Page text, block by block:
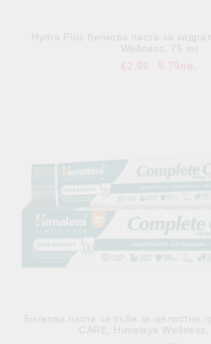
Hydra Plus билкова паста за
Wellness, 75 ml
Билкова паста за зъби за цялостна
CARE, Himalaya